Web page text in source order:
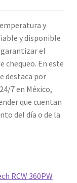
y
y disponible
el
chequeo. En este
destaca por
7 en México,
que cuentan
del día o de la
RCW 360PW